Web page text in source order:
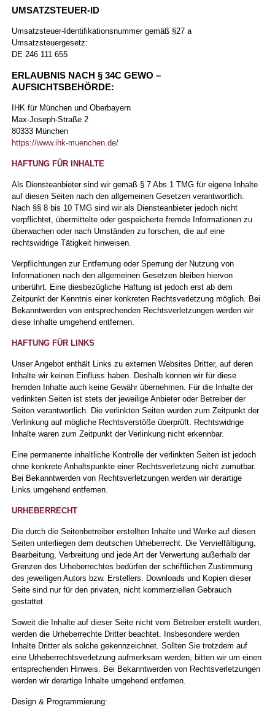
UMSATZSTEUER-ID
Umsatzsteuer-Identifikationsnummer gemäß §27 a
Umsatzsteuergesetz:
DE 246 111 655
ERLAUBNIS NACH § 34C GEWO –
AUFSICHTSBEHÖRDE:
IHK für München und Oberbayern
Max-Joseph-Straße 2
80333 München
https://www.ihk-muenchen.de/
HAFTUNG FÜR INHALTE
Als Diensteanbieter sind wir gemäß § 7 Abs.1 TMG für eigene Inhalte
auf diesen Seiten nach den allgemeinen Gesetzen verantwortlich.
Nach §§ 8 bis 10 TMG sind wir als Diensteanbieter jedoch nicht
verpflichtet, übermittelte oder gespeicherte fremde Informationen zu
überwachen oder nach Umständen zu forschen, die auf eine
rechtswidrige Tätigkeit hinweisen.
Verpflichtungen zur Entfernung oder Sperrung der Nutzung von
Informationen nach den allgemeinen Gesetzen bleiben hiervon
unberührt. Eine diesbezügliche Haftung ist jedoch erst ab dem
Zeitpunkt der Kenntnis einer konkreten Rechtsverletzung möglich. Bei
Bekanntwerden von entsprechenden Rechtsverletzungen werden wir
diese Inhalte umgehend entfernen.
HAFTUNG FÜR LINKS
Unser Angebot enthält Links zu externen Websites Dritter, auf deren
Inhalte wir keinen Einfluss haben. Deshalb können wir für diese
fremden Inhalte auch keine Gewähr übernehmen. Für die Inhalte der
verlinkten Seiten ist stets der jeweilige Anbieter oder Betreiber der
Seiten verantwortlich. Die verlinkten Seiten wurden zum Zeitpunkt der
Verlinkung auf mögliche Rechtsverstöße überprüft. Rechtswidrige
Inhalte waren zum Zeitpunkt der Verlinkung nicht erkennbar.
Eine permanente inhaltliche Kontrolle der verlinkten Seiten ist jedoch
ohne konkrete Anhaltspunkte einer Rechtsverletzung nicht zumutbar.
Bei Bekanntwerden von Rechtsverletzungen werden wir derartige
Links umgehend entfernen.
URHEBERRECHT
Die durch die Seitenbetreiber erstellten Inhalte und Werke auf diesen
Seiten unterliegen dem deutschen Urheberrecht. Die Vervielfältigung,
Bearbeitung, Verbreitung und jede Art der Verwertung außerhalb der
Grenzen des Urheberrechtes bedürfen der schriftlichen Zustimmung
des jeweiligen Autors bzw. Erstellers. Downloads und Kopien dieser
Seite sind nur für den privaten, nicht kommerziellen Gebrauch
gestattet.
Soweit die Inhalte auf dieser Seite nicht vom Betreiber erstellt wurden,
werden die Urheberrechte Dritter beachtet. Insbesondere werden
Inhalte Dritter als solche gekennzeichnet. Sollten Sie trotzdem auf
eine Urheberrechtsverletzung aufmerksam werden, bitten wir um einen
entsprechenden Hinweis. Bei Bekanntwerden von Rechtsverletzungen
werden wir derartige Inhalte umgehend entfernen.
Design & Programmierung: